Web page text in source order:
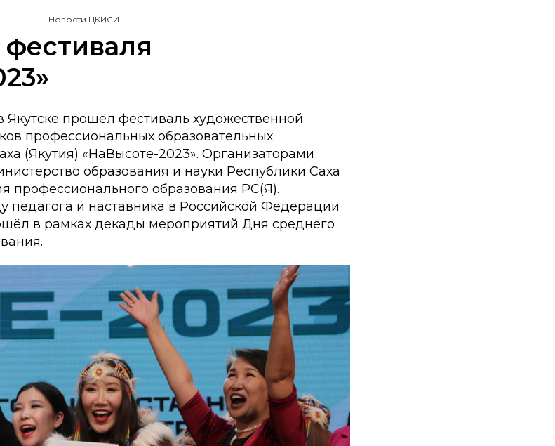
Новости ЦКИСИ
известны имена
Якутске прошёл фестиваль художественной
профессиональных образовательных
(Якутия) «НаВысоте-2023». Организаторами
образования и науки Республики Саха
профессионального образования РС(Я).
педагога и наставника в Российской Федерации
в рамках декады мероприятий Дня среднего